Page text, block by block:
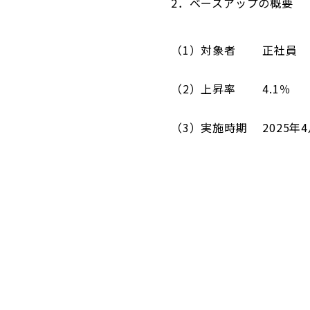
（1）対象者 正社員
（2）上昇率 4.1％
（3）実施時期 2025年